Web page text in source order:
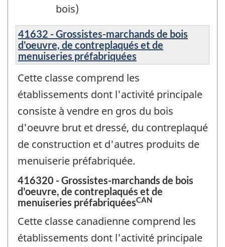
bois)
41632 - Grossistes-marchands de bois
d'oeuvre, de contreplaqués et de
menuiseries préfabriquées
Cette classe comprend les
établissements dont l'activité principale
consiste à vendre en gros du bois
d'oeuvre brut et dressé, du contreplaqué
de construction et d'autres produits de
menuiserie préfabriquée.
416320 - Grossistes-marchands de bois
d'oeuvre, de contreplaqués et de
menuiseries préfabriquéesCAN
Cette classe canadienne comprend les
établissements dont l'activité principale